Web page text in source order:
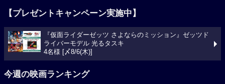
【プレゼントキャンペーン実施中】
『仮面ライダーゼッツ さよならのミッション』ゼッツド
ライバーモデル 光るタスキ
4名様 [〆8/6(木)]
今週の映画ランキング